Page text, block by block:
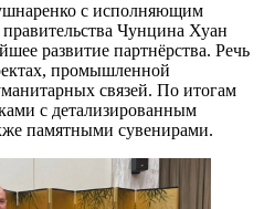
с исполняющим
Чунцина Хуан
развитие партнёрства. Речь
промышленной
связей. По итогам
с детализированным
памятными сувенирами.